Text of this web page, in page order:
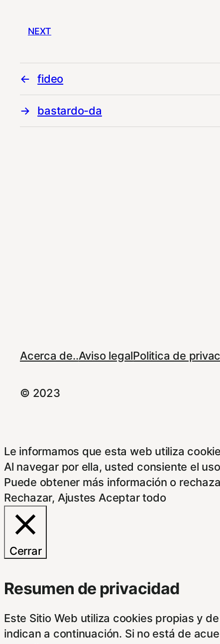
NEXT
fideo
bastardo-da
Acerca de..Aviso legalPolitica de
© 2023
Le informamos que esta web utiliza
Al navegar por ella, usted consiente el
Puede obtener más información o
Rechazar, Ajustes Aceptar todo
Cerrar
Resumen de privacidad
Este Sitio Web utiliza cookies propias y
indican a continuación. Si no está de